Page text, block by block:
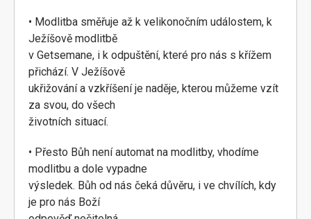
• Modlitba směřuje až k velikonočním událostem, k
Ježíšově modlitbě
v Getsemane, i k odpuštění, které pro nás s křížem
přichází. V Ježíšově
ukřižování a vzkříšení je naděje, kterou můžeme vzít
za svou, do všech
životních situací.
• Přesto Bůh není automat na modlitby, vhodíme
modlitbu a dole vypadne
výsledek. Bůh od nás čeká důvěru, i ve chvílích, kdy
je pro nás Boží